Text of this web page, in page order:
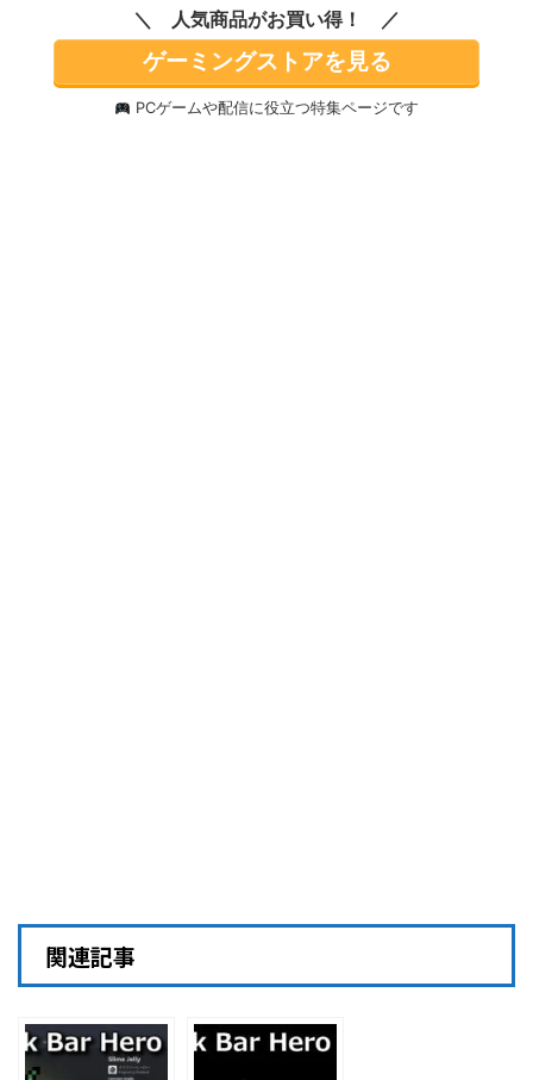
特典：MVミニブロマ
イド7枚セット[サバナ
クロー寮]付)(初回生産
限定盤)
価格：¥6,050
(A4クリアファイル
(Buster Bros!!! ver.)
付き)
価格：¥6,600
人気商品がお買い得！
ゲーミングストアを見る
PCゲームや配信に役立つ特集ページです
関連記事